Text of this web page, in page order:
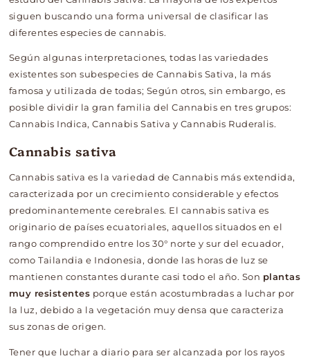
siguen buscando una forma universal de clasificar las
diferentes especies de cannabis.
Según algunas interpretaciones, todas las variedades
existentes son subespecies de Cannabis Sativa, la más
famosa y utilizada de todas; Según otros, sin embargo, es
posible dividir la gran familia del Cannabis en tres grupos:
Cannabis Indica, Cannabis Sativa y Cannabis Ruderalis.
Cannabis sativa
Cannabis sativa es la variedad de Cannabis más extendida,
caracterizada por un crecimiento considerable y efectos
predominantemente cerebrales. El cannabis sativa es
originario de países ecuatoriales, aquellos situados en el
rango comprendido entre los 30° norte y sur del ecuador,
como Tailandia e Indonesia, donde las horas de luz se
mantienen constantes durante casi todo el año. Son plantas
muy resistentes porque están acostumbradas a luchar por
la luz, debido a la vegetación muy densa que caracteriza
sus zonas de origen.
Tener que luchar a diario para ser alcanzada por los rayos